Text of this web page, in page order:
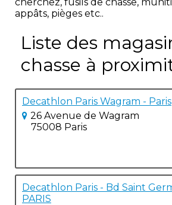
appâts, pièges etc..
Liste des
chasse à
Decathlon Paris Wagram - Paris
26 Avenue de Wagram
75008 Paris
Decathlon Paris - Bd Saint
PARIS